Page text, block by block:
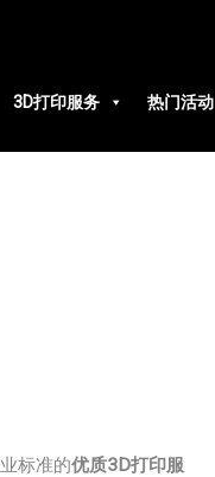
3D打印服务 热门活动
标准的优质3D打印服